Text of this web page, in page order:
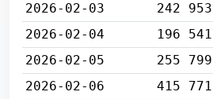
2026-02-03
242 953
2026-02-04
196 541
2026-02-05
255 799
2026-02-06
415 771